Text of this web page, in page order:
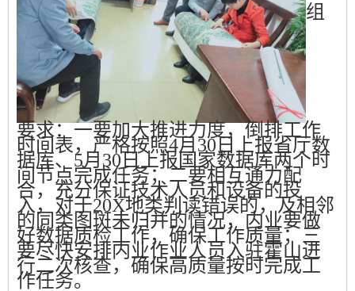
组
要求：一要加大推进力度，倒排工作
时间表，严格按照4月 30 日 上报省厅数
据库、5月 30日上报国家数据库两个时
间节点完成任务；二要相互通力配
合，充分保证技术人员和设备的投
入，对于20X地类判读错误的，及相邻
的同类图斑未归并的情况，内业要做
好数据质检工作，确保工作质量；三
要尽快安排内业作业人员入驻霍山进
行二次核查，确保高质量按时完成工
作任务。